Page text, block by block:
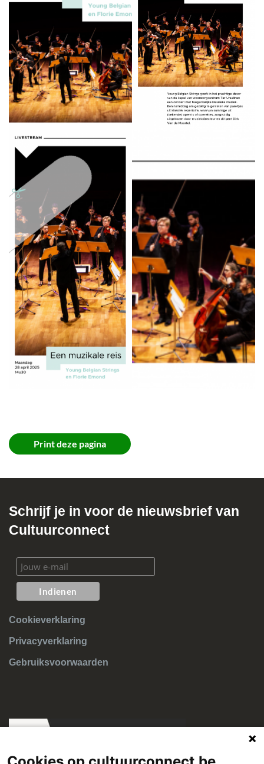
Print deze pagina
Schrijf je in voor de nieuwsbrief van
Cultuurconnect
Cookieverklaring
Privacyverklaring
Gebruiksvoorwaarden